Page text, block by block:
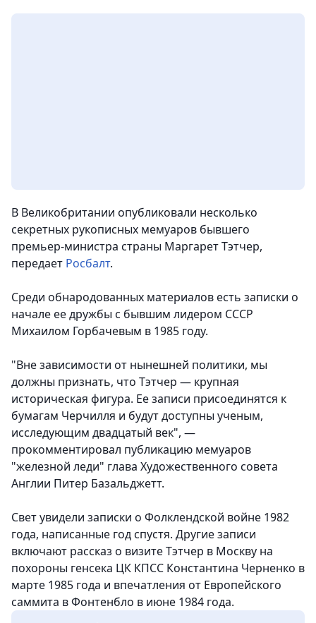
В Великобритании опубликовали несколько
секретных рукописных мемуаров бывшего
премьер-министра страны Маргарет Тэтчер,
передает Росбалт.
Среди обнародованных материалов есть записки о
начале ее дружбы с бывшим лидером СССР
Михаилом Горбачевым в 1985 году.
"Вне зависимости от нынешней политики, мы
должны признать, что Тэтчер — крупная
историческая фигура. Ее записи присоединятся к
бумагам Черчилля и будут доступны ученым,
исследующим двадцатый век", —
прокомментировал публикацию мемуаров
"железной леди" глава Художественного совета
Англии Питер Базальджетт.
Свет увидели записки о Фолклендской войне 1982
года, написанные год спустя. Другие записи
включают рассказ о визите Тэтчер в Москву на
похороны генсека ЦК КПСС Константина Черненко в
марте 1985 года и впечатления от Европейского
саммита в Фонтенбло в июне 1984 года.